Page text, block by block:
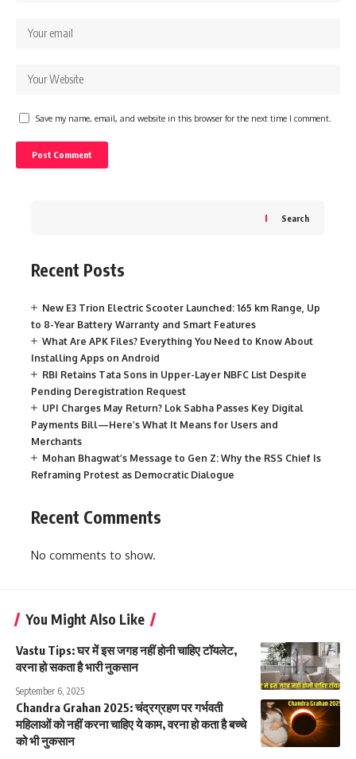
Save my name, email, and website in this browser for the next time I comment.
Search
Recent Posts
New E3 Trion Electric Scooter Launched: 165 km Range, Up
to 8-Year Battery Warranty and Smart Features
What Are APK Files? Everything You Need to Know About
Installing Apps on Android
RBI Retains Tata Sons in Upper-Layer NBFC List Despite
Pending Deregistration Request
UPI Charges May Return? Lok Sabha Passes Key Digital
Payments Bill—Here’s What It Means for Users and
Merchants
Mohan Bhagwat’s Message to Gen Z: Why the RSS Chief Is
Reframing Protest as Democratic Dialogue
Recent Comments
No comments to show.
You Might Also Like
Vastu Tips: घर में इस जगह नहीं होनी चाहिए टॉयलेट,
वरना हो सकता है भारी नुकसान
September 6, 2025
Chandra Grahan 2025: चंद्रग्रहण पर गर्भवती
महिलाओं को नहीं करना चाहिए ये काम, वरना हो कता है बच्चे
को भी नुकसान